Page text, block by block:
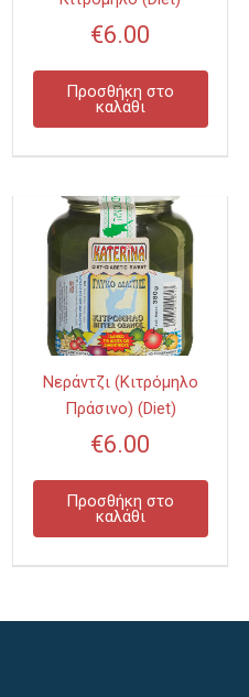
€6.00
Προσθήκη στο
καλάθι
Νεράντζι (Κιτρόμηλο
Πράσινο) (Diet)
€6.00
Προσθήκη στο
καλάθι